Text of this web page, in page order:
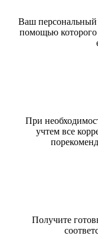
Ваш персональный
помощью которого
При
учтем все
Получите